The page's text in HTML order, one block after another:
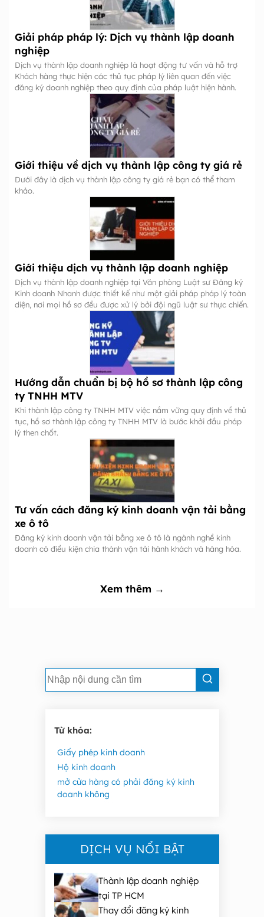
Giải pháp pháp lý: Dịch vụ thành lập doanh
nghiệp
Dịch vụ thành lập doanh nghiệp là hoạt động tư vấn và hỗ trợ
Khách hàng thực hiện các thủ tục pháp lý liên quan đến việc
đăng ký doanh nghiệp theo quy định của pháp luật hiện hành.
Giới thiệu về dịch vụ thành lập công ty giá rẻ
Dưới đây là dịch vụ thành lập công ty giá rẻ bạn có thể tham
khảo.
Giới thiệu dịch vụ thành lập doanh nghiệp
Dịch vụ thành lập doanh nghiệp tại Văn phòng Luật sư Đăng ký
Kinh doanh Nhanh được thiết kế như một giải pháp pháp lý toàn
diện, nơi mọi hồ sơ đều được xử lý bởi đội ngũ luật sư thực chiến.
Hướng dẫn chuẩn bị bộ hồ sơ thành lập công
ty TNHH MTV
Khi thành lập công ty TNHH MTV việc nắm vững quy định về thủ
tục, hồ sơ thành lập công ty TNHH MTV là bước khởi đầu pháp
lý then chốt.
Tư vấn cách đăng ký kinh doanh vận tải bằng
xe ô tô
Đăng ký kinh doanh vận tải bằng xe ô tô là ngành nghề kinh
doanh có điều kiện chia thành vận tải hành khách và hàng hóa.
Xem thêm →
Từ khóa:
Giấy phép kinh doanh
Hộ kinh doanh
mở cửa hàng có phải đăng ký kinh
doanh không
DỊCH VỤ NỔI BẬT
Thành lập doanh nghiệp
tại TP HCM
Thay đổi đăng ký kinh